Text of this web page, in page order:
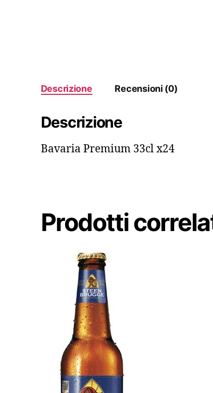
Descrizione Recensioni (0)
Descrizione
Bavaria Premium 33cl x24
Prodotti